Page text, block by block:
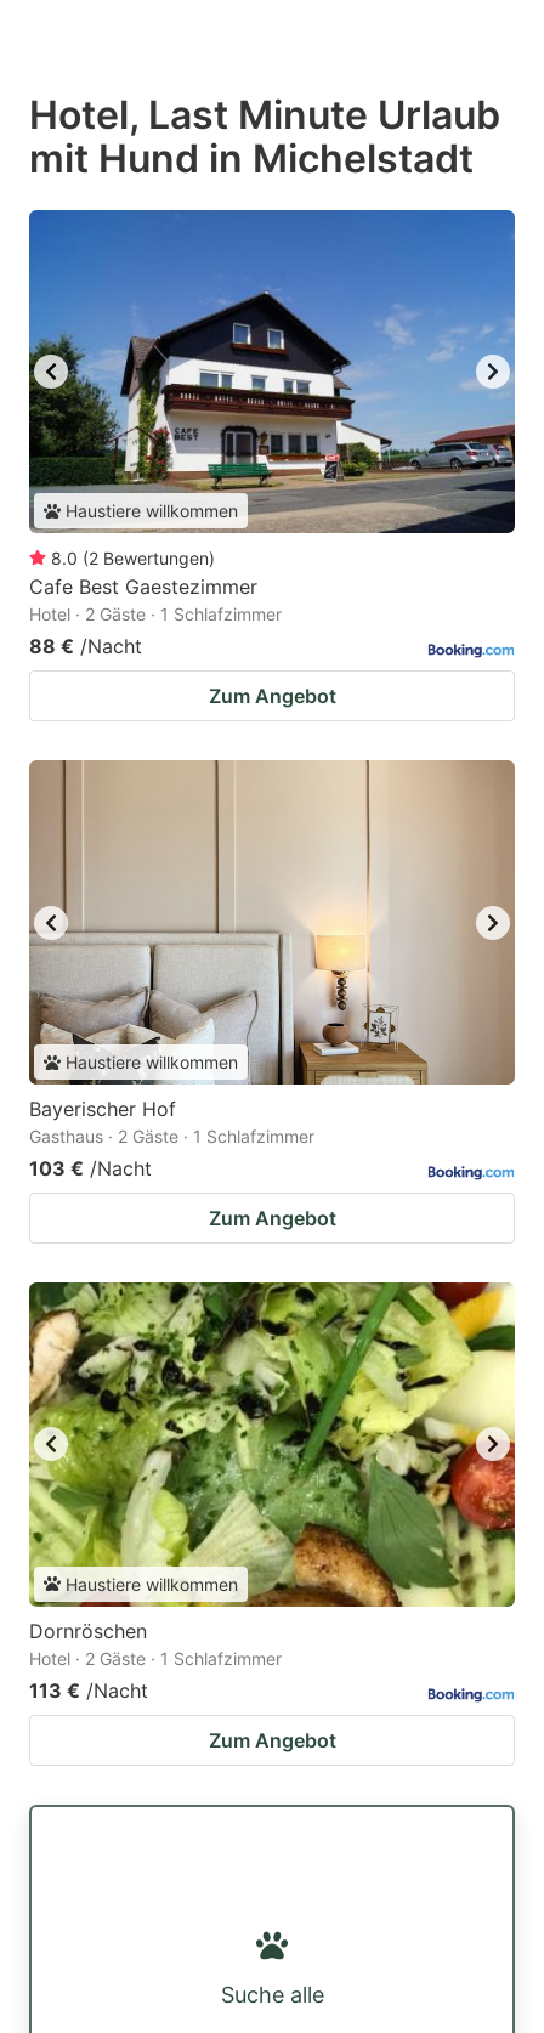
Hotel, Last Minute Urlaub
mit Hund in Michelstadt
Haustiere willkommen
8.0 (2 Bewertungen)
Cafe Best Gaestezimmer
Hotel · 2 Gäste · 1 Schlafzimmer
88 € /Nacht
Zum Angebot
Haustiere willkommen
Bayerischer Hof
Gasthaus · 2 Gäste · 1 Schlafzimmer
103 € /Nacht
Zum Angebot
Haustiere willkommen
Dornröschen
Hotel · 2 Gäste · 1 Schlafzimmer
113 € /Nacht
Zum Angebot
Suche alle